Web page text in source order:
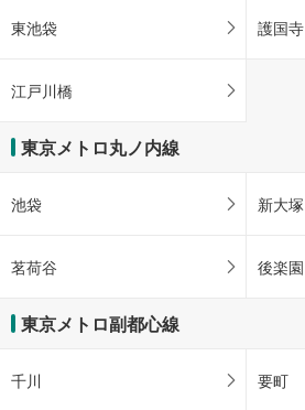
東池袋 護国寺
江戸川橋
東京メトロ丸ノ内線
池袋 新大塚
茗荷谷 後楽園
東京メトロ副都心線
千川 要町